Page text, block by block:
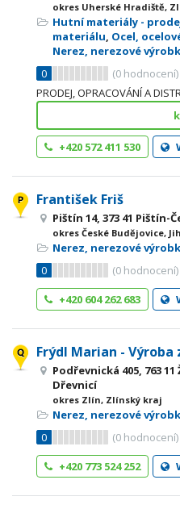
okres Uherské Hradiště,
Hutní materiály -
materiálu, Ocel,
Nerez, nerezové
0
(0 hodnocení)
PRODEJ, OPRACOVÁNÍ A
+420 572 411 530
František Friš
Pištín 14, 373 41 Pištín-
okres České Budějovice,
Nerez, nerezové
0
(0 hodnocení)
+420 604 262 683
Frýdl Marian - Výroba
Podřevnická 405, 763
Dřevnicí
okres Zlín, Zlínský kraj
Nerez, nerezové
0
(0 hodnocení)
+420 773 524 252